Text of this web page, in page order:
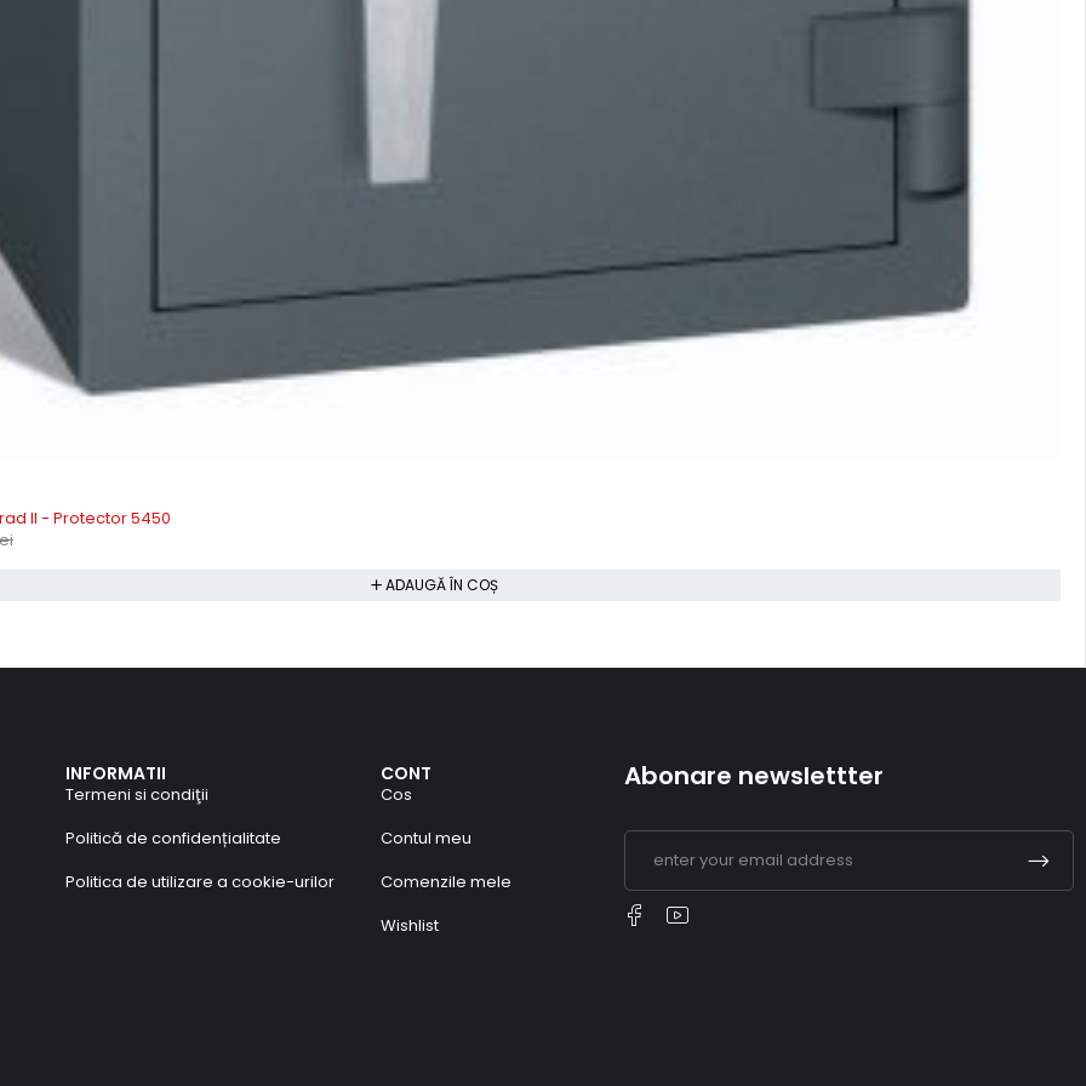
II - Protector 5450
ADAUGĂ ÎN COȘ
INFORMATII
Termeni si condiţii
Politică de confidențialitate
Politica de utilizare a cookie-urilor
CONT
Cos
Contul meu
Comenzile mele
Wishlist
Abonare newslettter